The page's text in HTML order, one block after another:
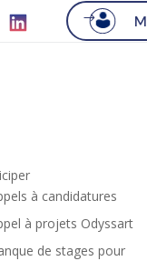
à candidatures
à projets Odyssart
de stages pour